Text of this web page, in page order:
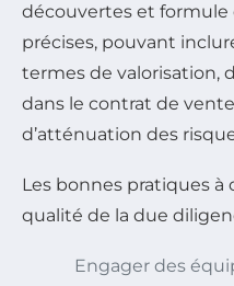
découvertes et
précises, pouvant
termes de valorisation,
dans le contrat de
d’atténuation des
Les bonnes pratiques à
qualité de la due
Engager des